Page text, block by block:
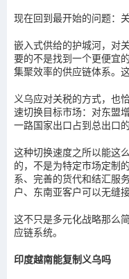
现在回到最开始的问题：
嵌入式供给的护城河，对
要的不是找到一个更便宜
集聚效率的供应链体系。
义乌应对关税的方式，也
速切换目标市场：对东盟
一路国家出口占到总出口
这种切换速度之所以能这
的，不是为特定市场定制
系、完善的货代和结汇服
户、东南亚客户可以无缝接
这不只是多元化战略那么
应链系统。
印度越南能复制义乌吗